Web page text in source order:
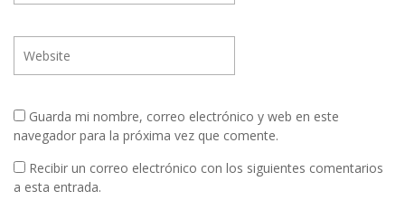
Guarda mi nombre, correo electrónico y web en este
navegador para la próxima vez que comente.
Recibir un correo electrónico con los siguientes comentarios
a esta entrada.